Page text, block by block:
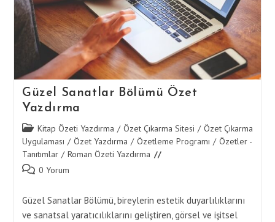
Güzel Sanatlar Bölümü Özet
Yazdırma
Post
category:
Kitap Özeti Yazdırma / Özet Çıkarma Sitesi / Özet Çıkarma
Uygulaması / Özet Yazdırma / Özetleme Programı / Özetler -
Tanıtımlar / Roman Özeti Yazdırma
Post 0 Yorum
Güzel Sanatlar Bölümü, bireylerin estetik duyarlılıklarını
ve sanatsal yaratıcılıklarını geliştiren, görsel ve işitsel